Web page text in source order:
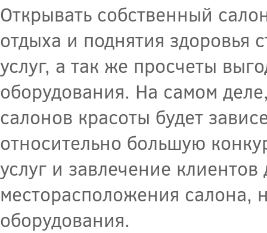
Открывать собственный
отдыха и поднятия здоровья
услуг, а так же просчеты
оборудования. На самом
салонов красоты будет
относительно большую
услуг и завлечение
месторасположения салона,
оборудования.